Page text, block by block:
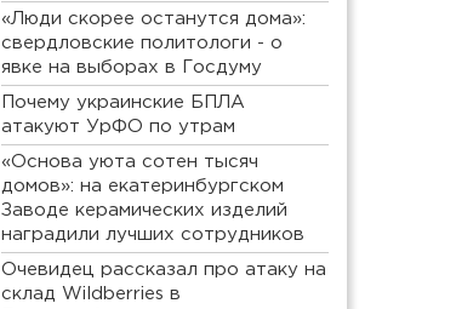
«Люди скорее останутся дома»:
свердловские политологи - о
явке на выборах в Госдуму
Почему украинские БПЛА
атакуют УрФО по утрам
«Основа уюта сотен тысяч
домов»: на екатеринбургском
Заводе керамических изделий
наградили лучших сотрудников
Очевидец рассказал про атаку на
склад Wildberries в